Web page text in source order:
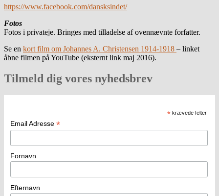
https://www.facebook.com/dansksindet/
Fotos
Fotos i privateje. Bringes med tilladelse af ovennævnte forfatter.
Se en kort film om Johannes A. Christensen 1914-1918 – linket
åbne filmen på YouTube (eksternt link maj 2016).
Tilmeld dig vores nyhedsbrev
* krævede felter
Email Adresse *
Fornavn
Efternavn